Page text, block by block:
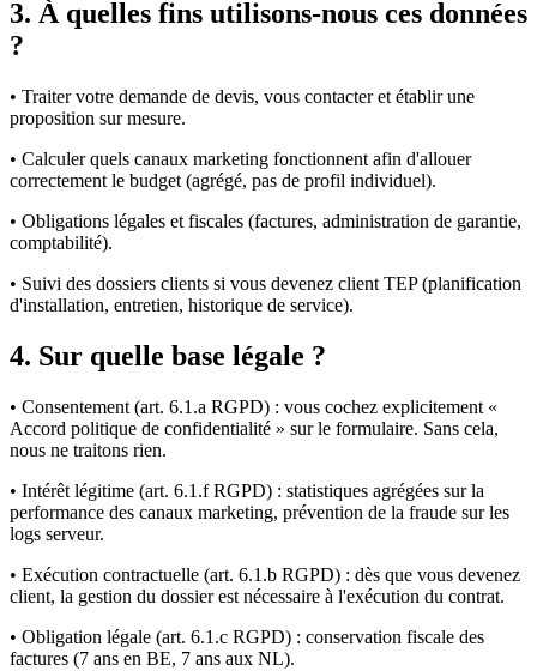
3. À quelles fins utilisons-nous ces données
?
• Traiter votre demande de devis, vous contacter et établir une
proposition sur mesure.
• Calculer quels canaux marketing fonctionnent afin d'allouer
correctement le budget (agrégé, pas de profil individuel).
• Obligations légales et fiscales (factures, administration de garantie,
comptabilité).
• Suivi des dossiers clients si vous devenez client TEP (planification
d'installation, entretien, historique de service).
4. Sur quelle base légale ?
• Consentement (art. 6.1.a RGPD) : vous cochez explicitement «
Accord politique de confidentialité » sur le formulaire. Sans cela,
nous ne traitons rien.
• Intérêt légitime (art. 6.1.f RGPD) : statistiques agrégées sur la
performance des canaux marketing, prévention de la fraude sur les
logs serveur.
• Exécution contractuelle (art. 6.1.b RGPD) : dès que vous devenez
client, la gestion du dossier est nécessaire à l'exécution du contrat.
• Obligation légale (art. 6.1.c RGPD) : conservation fiscale des
factures (7 ans en BE, 7 ans aux NL).